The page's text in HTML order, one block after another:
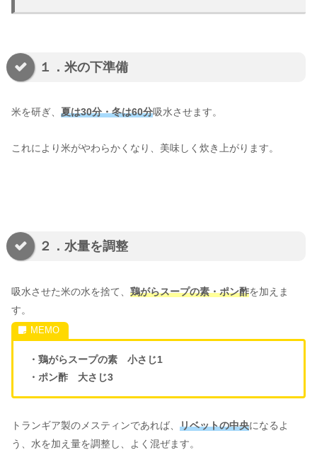
１．米の下準備
米を研ぎ、 夏は30分・冬は60分吸水させます。
これにより米がやわらかくなり、美味しく炊き上がります。
２．水量を調整
吸水させた米の水を捨て、 鶏がらスープの素・ポン酢を加えま
す。
・鶏がらスープの素 小さじ1
・ポン酢 大さじ3
トランギア製のメスティンであれば、 リベットの中央になるよ
う、水を加え量を調整し、よく混ぜます。